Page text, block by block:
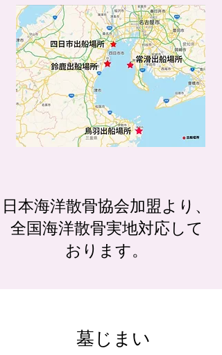
​日本海洋散骨協会加盟より、
全国海洋散骨実地対応して
おります。
​墓じまい